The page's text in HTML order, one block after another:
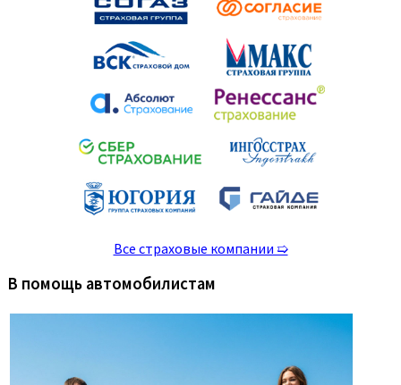
Все страховые компании ➯
В помощь автомобилистам